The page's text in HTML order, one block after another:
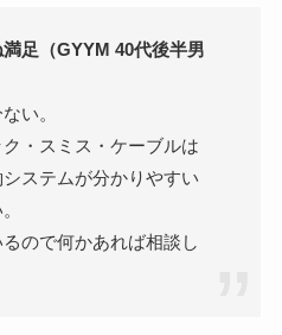
足（GYYM 40代後半男
い。
・スミス・ケーブルは
ステムが分かりやすい
ので何かあれば相談し